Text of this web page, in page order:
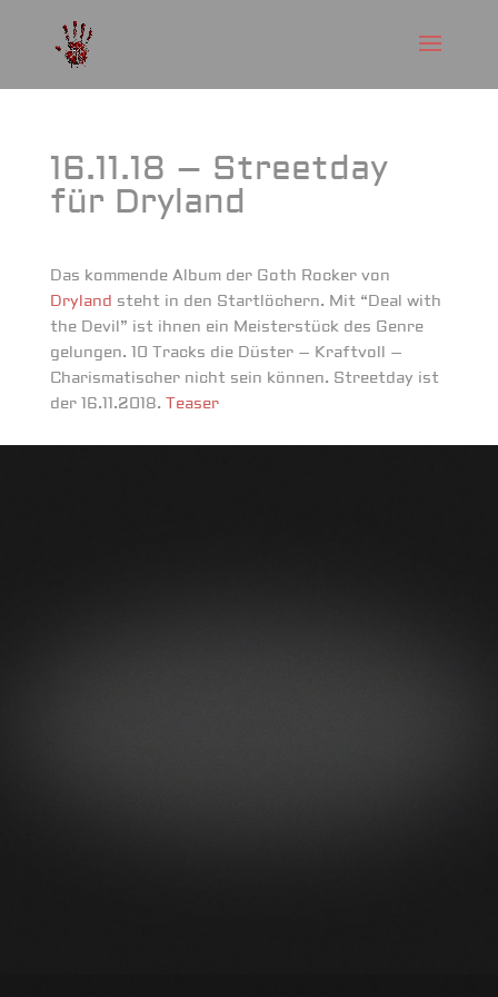
16.11.18 – Streetday
für Dryland
Das kommende Album der Goth Rocker von
Dryland steht in den Startlöchern. Mit “Deal with
the Devil” ist ihnen ein Meisterstück des Genre
gelungen. 10 Tracks die Düster – Kraftvoll –
Charismatischer nicht sein können. Streetday ist
der 16.11.2018. Teaser